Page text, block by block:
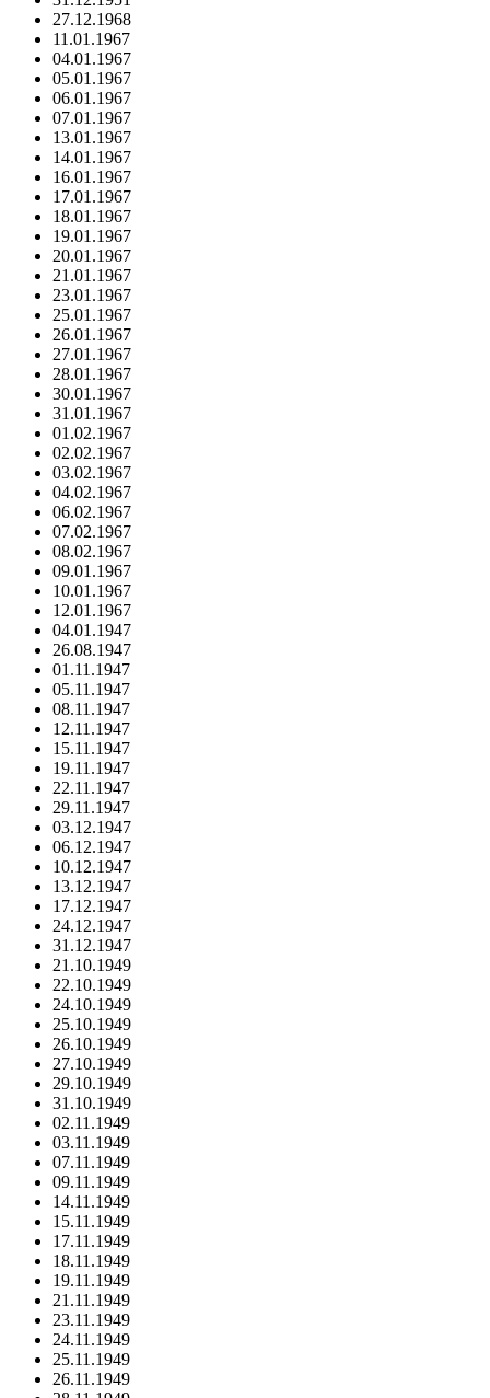
27.12.1968
11.01.1967
04.01.1967
05.01.1967
06.01.1967
07.01.1967
13.01.1967
14.01.1967
16.01.1967
17.01.1967
18.01.1967
19.01.1967
20.01.1967
21.01.1967
23.01.1967
25.01.1967
26.01.1967
27.01.1967
28.01.1967
30.01.1967
31.01.1967
01.02.1967
02.02.1967
03.02.1967
04.02.1967
06.02.1967
07.02.1967
08.02.1967
09.01.1967
10.01.1967
12.01.1967
04.01.1947
26.08.1947
01.11.1947
05.11.1947
08.11.1947
12.11.1947
15.11.1947
19.11.1947
22.11.1947
29.11.1947
03.12.1947
06.12.1947
10.12.1947
13.12.1947
17.12.1947
24.12.1947
31.12.1947
21.10.1949
22.10.1949
24.10.1949
25.10.1949
26.10.1949
27.10.1949
29.10.1949
31.10.1949
02.11.1949
03.11.1949
07.11.1949
09.11.1949
14.11.1949
15.11.1949
17.11.1949
18.11.1949
19.11.1949
21.11.1949
23.11.1949
24.11.1949
25.11.1949
26.11.1949